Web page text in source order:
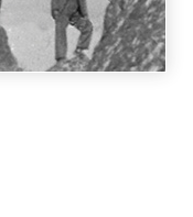
a tartalomra
a tartalomra